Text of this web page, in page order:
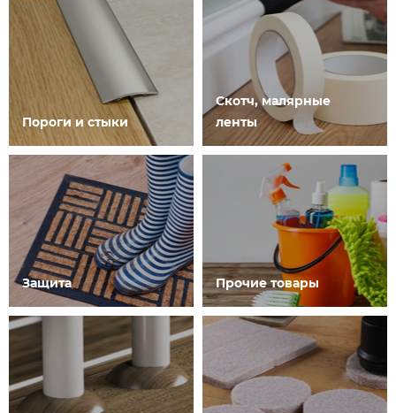
Пороги и стыки
Скотч, малярные
ленты
Защита Прочие товары